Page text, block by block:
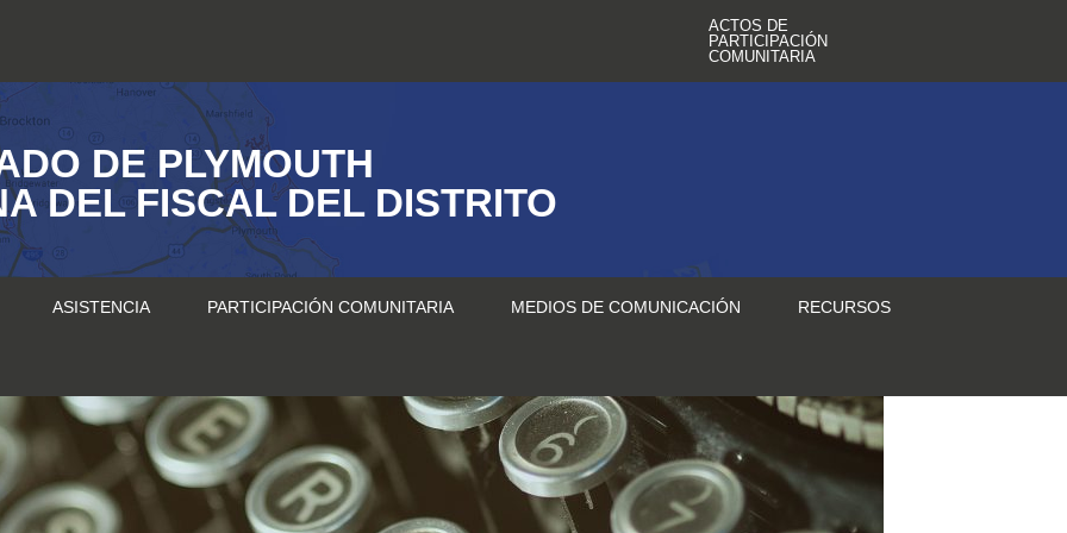
ACTOS DE
PARTICIPACIÓN
COMUNITARIA
DE PLYMOUTH
DEL FISCAL DEL DISTRITO
ASISTENCIA PARTICIPACIÓN COMUNITARIA MEDIOS DE COMUNICACIÓN RECURSOS